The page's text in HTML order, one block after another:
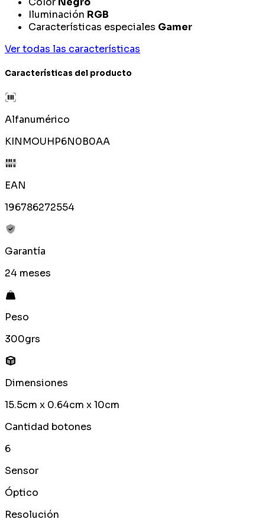
Iluminación RGB
Características especiales Gamer
Ver todas las características
Características del producto
Alfanumérico
KINMOUHP6N0B0AA
EAN
196786272554
Garantía
24 meses
Peso
300grs
Dimensiones
15.5cm x 0.64cm x 10cm
Cantidad botones
6
Sensor
Óptico
Resolución